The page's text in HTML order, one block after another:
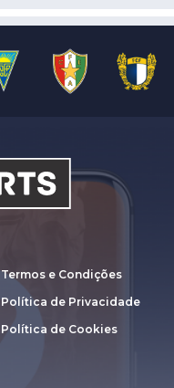
Termos e Condições
Política de Privacidade
Política de Cookies